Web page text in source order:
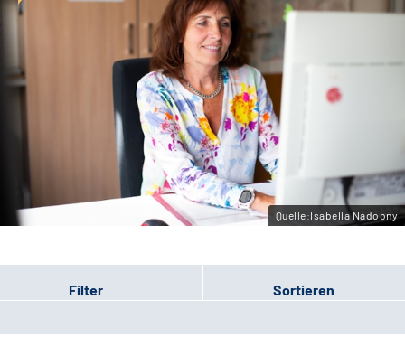
Karriere
Sozialdienste & Zuweisende
Leichte Sprache
Gebärdensprache
Quelle:Isabella Nadobny
Filter Sortieren